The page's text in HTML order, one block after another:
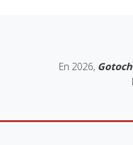
En 2026,